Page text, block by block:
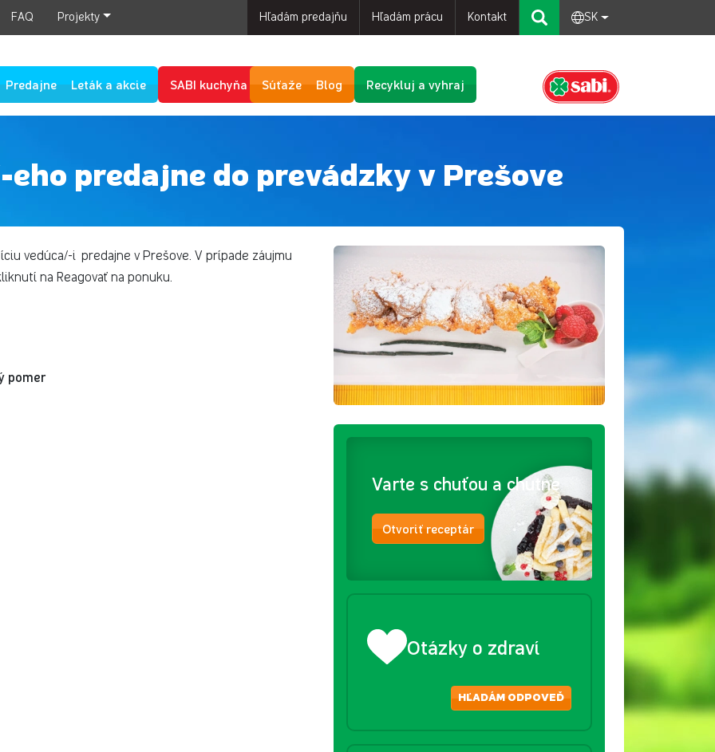
FAQ Projekty Hľadám predajňu Hľadám prácu Kontakt SK
Predajne Leták a akcie SABI kuchyňa Súťaže Blog Recykluj a vyhraj
predajne do prevádzky v Prešove
vedúca/-i predajne v Prešove. V prípade záujmu
na Reagovať na ponuku.
pomer
Varte s chuťou a chutne
Otvoriť receptár
Otázky o zdraví
HĽADÁM ODPOVEĎ